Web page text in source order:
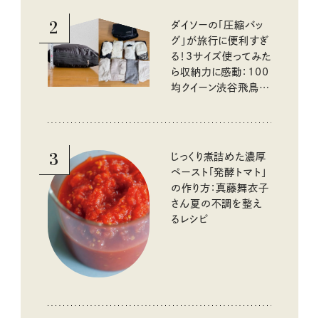
2
ダイソーの「圧縮バッ
グ」が旅行に便利すぎ
る！3サイズ使ってみた
ら収納力に感動：100
均クイーン渋谷飛鳥の
3
じっくり煮詰めた濃厚
ペースト「発酵トマト」
の作り方：真藤舞衣子
さん夏の不調を整え
るレシピ